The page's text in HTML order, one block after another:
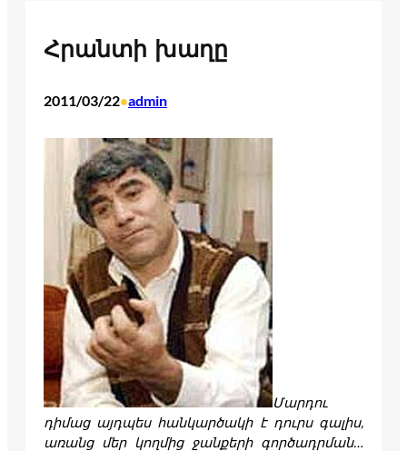
Հրանտի խաղը
2011/03/22•admin
Մարդու
դիմաց այդպես հանկարծակի է դուրս գալիս,
առանց մեր կողմից ջանքերի գործադրման…